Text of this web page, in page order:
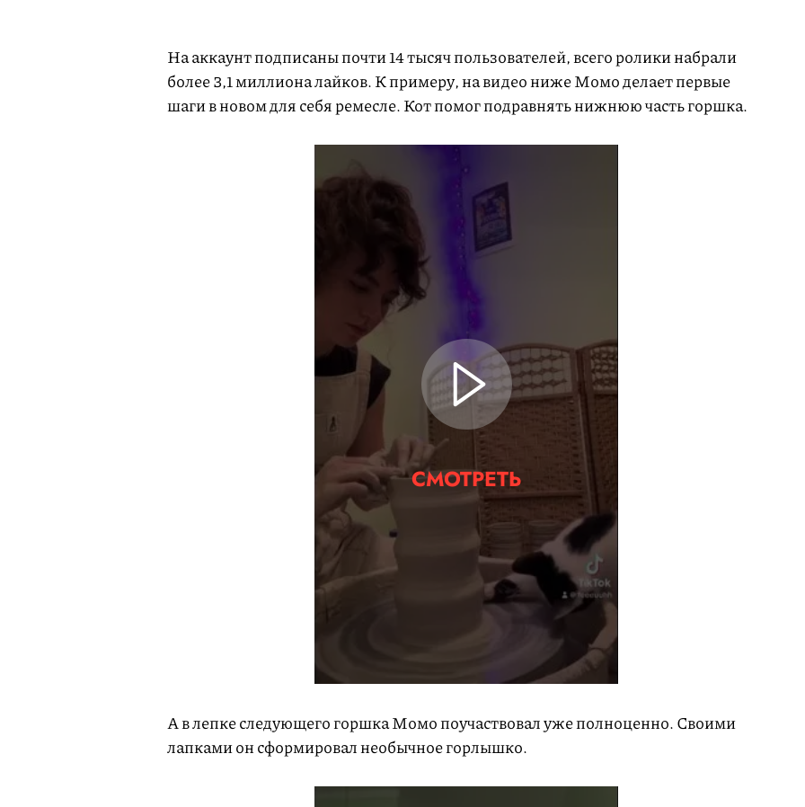
На аккаунт подписаны почти 14 тысяч пользователей, всего ролики набрали
более 3,1 миллиона лайков. К примеру, на видео ниже Момо делает первые
шаги в новом для себя ремесле. Кот помог подравнять нижнюю часть горшка.
СМОТРЕТЬ
А в лепке следующего горшка Момо поучаствовал уже полноценно. Своими
лапками он сформировал необычное горлышко.